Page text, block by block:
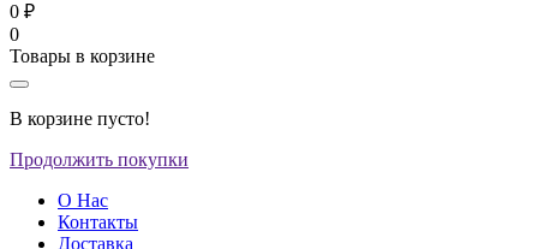
0 ₽
0
Товары в корзине
В корзине пусто!
Продолжить покупки
О Нас
Контакты
Доставка